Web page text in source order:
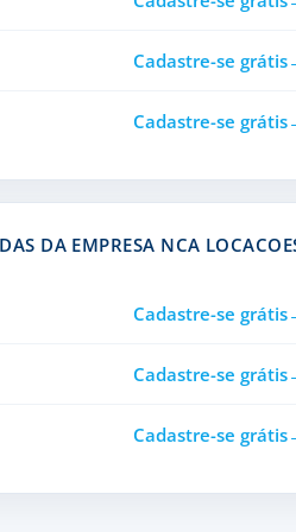
Cadastre-se grátis
Cadastre-se grátis
DA EMPRESA NCA
Cadastre-se grátis
Cadastre-se grátis
Cadastre-se grátis